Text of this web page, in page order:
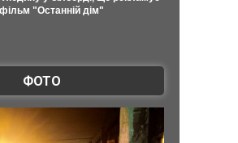
"Останній дім"
ФОТО